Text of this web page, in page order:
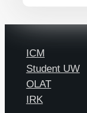
ICM
Student UW
OLAT
IRK